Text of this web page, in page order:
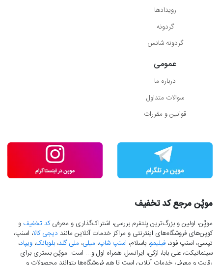
رویدادها
گردونه
گردونه شانس
عمومی
درباره ما
سوالات متداول
قوانین و مقررات
موپُن مرجع کد تخفیف
موپُن، اولین و بزرگ‌ترین پلتفرم بررسی، اشتراک‌گذاری و معرفیکد تخفیف و
کوپن‌های فروشگاه‌های اینترنتی و مراکز خدمات آنلاین مانند دیجی کالا، اسنپ،
تپسی، اسنپ فود، فیلیمو، باسلام، اسنپ شاپ، میلی، ملی گلد، بلوبانک، ویپاد،
سینماتیکت، علی بابا، ازکی، ایرانسل، همراه اول و... است. موپُن بستری برای